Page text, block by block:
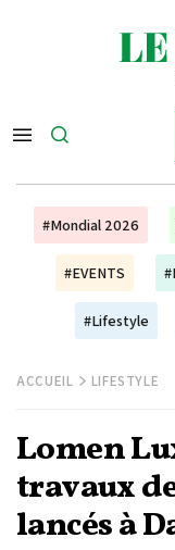
#Mondial 2026
#EVENTS
#Lifestyle
ACCUEIL LIFESTYLE
Lomen
travaux
lancés à